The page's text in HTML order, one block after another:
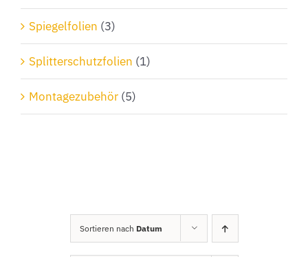
Sortieren nach Datum
Spiegelfolien (3)
Splitterschutzfolien (1)
Montagezubehör (5)